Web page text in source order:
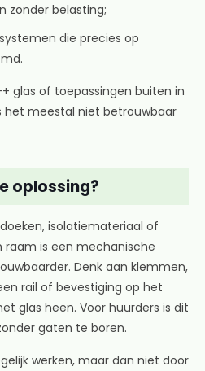
zonder belasting;
die precies op
glas of toepassingen buiten in
meestal niet betrouwbaar
oplossing?
isolatiemateriaal of
raam is een mechanische
Denk aan klemmen,
rail of bevestiging op het
glas heen. Voor huurders is dit
gaten te boren.
werken, maar dan niet door